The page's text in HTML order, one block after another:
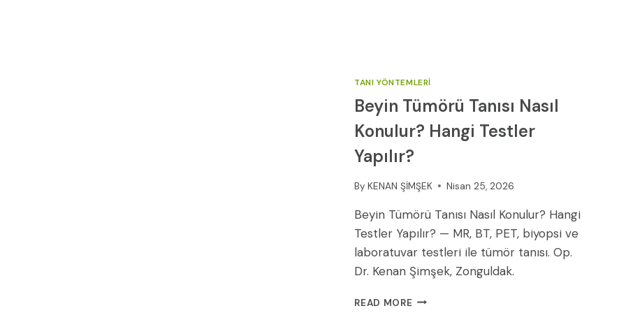
TANI YÖNTEMLERI
Beyin Tümörü Tanısı Nasıl
Konulur? Hangi Testler
Yapılır?
By KENAN ŞİMŞEK Nisan 25, 2026
Beyin Tümörü Tanısı Nasıl Konulur? Hangi
Testler Yapılır? — MR, BT, PET, biyopsi ve
laboratuvar testleri ile tümör tanısı. Op.
Dr. Kenan Şimşek, Zonguldak.
READ MOREBEYIN